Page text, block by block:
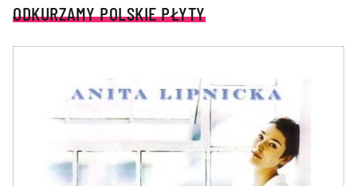
ODKURZAMY POLSKIE PŁYTY